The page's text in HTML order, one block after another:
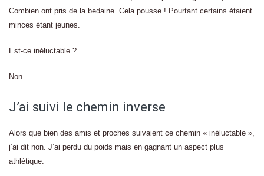
Combien ont pris de la bedaine. Cela pousse ! Pourtant certains étaient
minces étant jeunes.
Est-ce inéluctable ?
Non.
J’ai suivi le chemin inverse
Alors que bien des amis et proches suivaient ce chemin « inéluctable »,
j’ai dit non. J’ai perdu du poids mais en gagnant un aspect plus
athlétique.